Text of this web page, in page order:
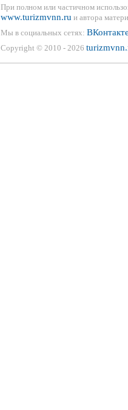
При полном или частичном
www.turizmvnn.ru и автора
Мы в социальных сетях:
Copyright © 2010 - 2026